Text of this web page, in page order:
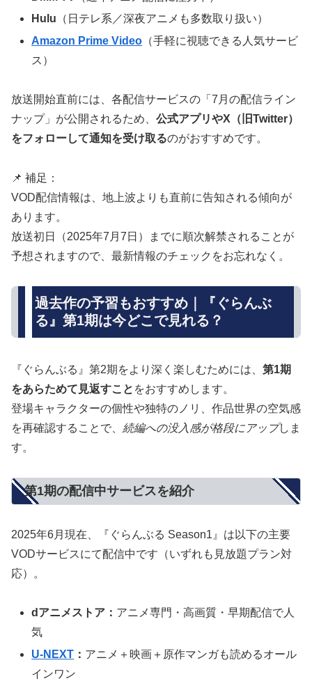
Hulu （日テレ系／深夜アニメも多数取り扱い）
Amazon Prime Video （手軽に視聴できる人気サービ
ス）
放送開始直前には、各配信サービスの「7月の配信ライン
ナップ」が公開されるため、 公式アプリやX（旧Twitter）
をフォローして通知を受け取るのがおすすめです。
📌 補足：
VOD配信情報は、地上波よりも直前に告知される傾向が
あります。
放送初日（2025年7月7日）までに順次解禁されることが
予想されますので、最新情報のチェックをお忘れなく。
過去作の予習もおすすめ｜『ぐらんぶ
る』第1期は今どこで見れる？
『ぐらんぶる』第2期をより深く楽しむためには、 第1期
をあらためて見返すこと をおすすめします。
登場キャラクターの個性や独特のノリ、作品世界の空気感
を再確認することで、 続編への没入感が格段にアップしま
す。
第1期の配信中サービスを紹介
2025年6月現在、『ぐらんぶる Season1』は以下の主要
VODサービスにて配信中です（いずれも見放題プラン対
応）。
dアニメストア： アニメ専門・高画質・早期配信で人
気
U-NEXT ： アニメ＋映画＋原作マンガも読めるオール
インワン